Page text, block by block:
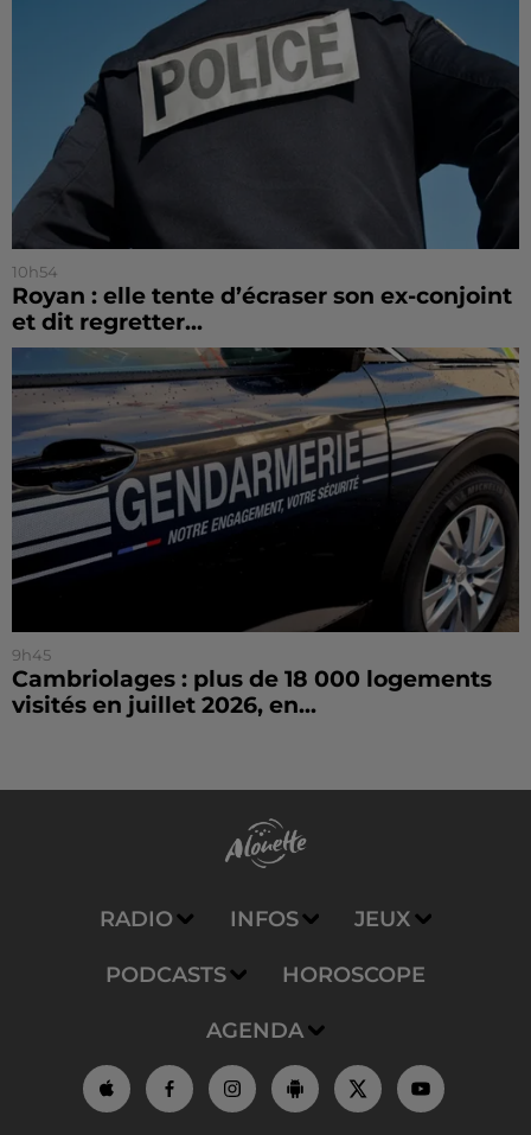
10h54
Royan : elle tente d’écraser son ex-conjoint
et dit regretter...
9h45
Cambriolages : plus de 18 000 logements
visités en juillet 2026, en...
RADIO INFOS JEUX
PODCASTS HOROSCOPE
AGENDA